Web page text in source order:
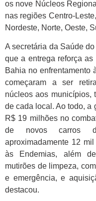
os nove Núcleos
nas regiões Centro-
Nordeste, Norte, Oeste,
A secretária da Saúde
que a entrega reforça
Bahia no enfrentamento
começaram a ser
núcleos aos municípios,
de cada local. Ao todo, a
R$ 19 milhões no
de novos carros
aproximadamente 12
às Endemias, além
mutirões de limpeza,
e emergência, e
destacou.